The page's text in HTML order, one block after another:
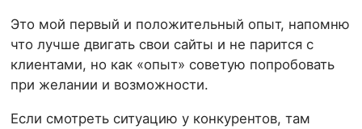
Это мой первый и положительный опыт, напомню
что лучше двигать свои сайты и не парится с
клиентами, но как «опыт» советую попробовать
при желании и возможности.
Если смотреть ситуацию у конкурентов, там